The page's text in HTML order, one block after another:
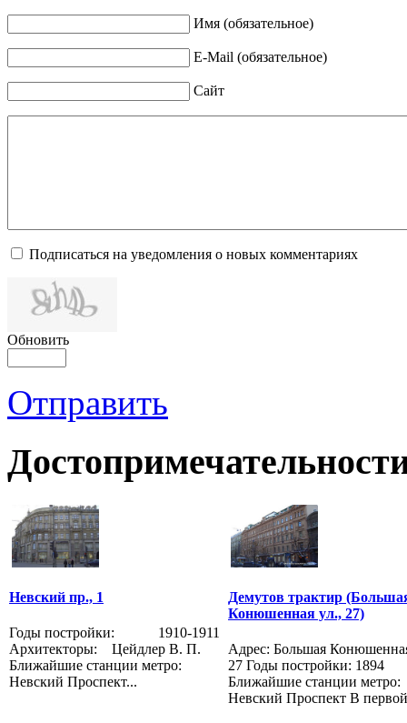
Имя (обязательное)
E-Mail (обязательное)
Сайт
Подписаться на уведомления о новых комментариях
Обновить
Отправить
Невский пр., 1
Годы постройки: 1910-1911
Архитекторы: Цейдлер В. П.
Ближайшие станции метро:
Невский Проспект...
Демутов трактир
Конюшенная ул., 27)
Адрес: Большая
27 Годы постройки: 1894
Ближайшие станции метро:
Невский Проспект В